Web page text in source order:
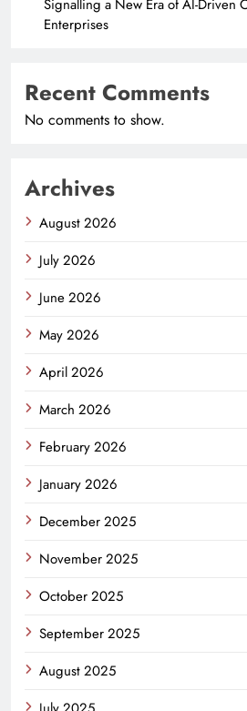
Signalling a New Era of AI-Driven
Enterprises
Recent Comments
No comments to show.
Archives
August 2026
July 2026
June 2026
May 2026
April 2026
March 2026
February 2026
January 2026
December 2025
November 2025
October 2025
September 2025
August 2025